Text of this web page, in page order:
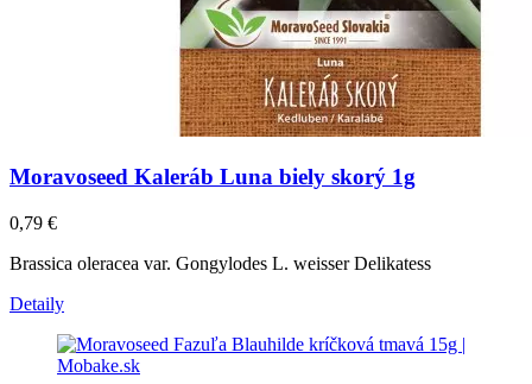
Moravoseed Kaleráb Luna biely skorý 1g
0,79 €
Brassica oleracea var. Gongylodes L. weisser Delikatess
Detaily